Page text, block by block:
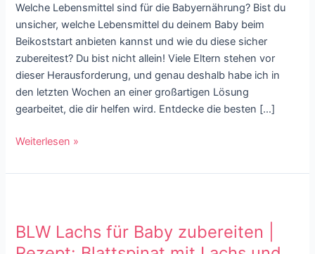
Welche Lebensmittel sind für die Babyernährung? Bist du
unsicher, welche Lebensmittel du deinem Baby beim
Beikoststart anbieten kannst und wie du diese sicher
zubereitest? Du bist nicht allein! Viele Eltern stehen vor
dieser Herausforderung, und genau deshalb habe ich in
den letzten Wochen an einer großartigen Lösung
gearbeitet, die dir helfen wird. Entdecke die besten […]
Weiterlesen »
BLW Lachs für Baby zubereiten |
für
Baby